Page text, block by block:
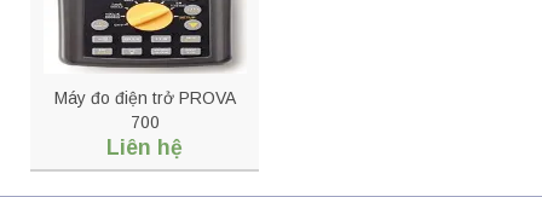
Máy đo điện trở PROVA
700
Liên hệ